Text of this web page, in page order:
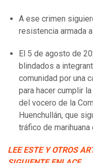
A ese crimen
resistencia armada
El 5 de agosto de
blindados a
comunidad por una
para hacer cumplir
del vocero de la
Huenchullán, que
tráfico de
LEE ESTE Y OTROS